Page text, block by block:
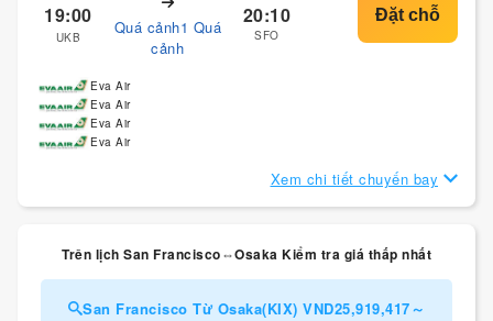
19:00
UKB
Quá cảnh1 Quá
cảnh
20:10
SFO
Eva Air
Eva Air
Eva Air
Eva Air
Xem chi tiết chuyến bay
Trên lịch San Francisco⇔Osaka Kiểm tra giá thấp nhất
San Francisco Từ Osaka(KIX) VND25,919,417～